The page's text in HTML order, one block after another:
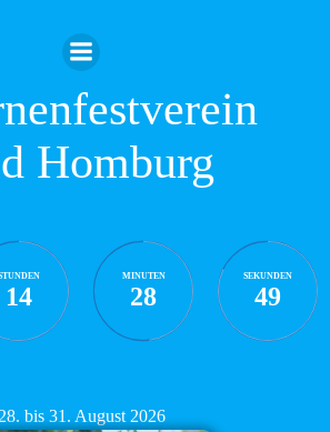
Inhalt
springen
Homburg
14
MINUTEN
28
SEKUNDEN
48
28. bis 31. August 2026